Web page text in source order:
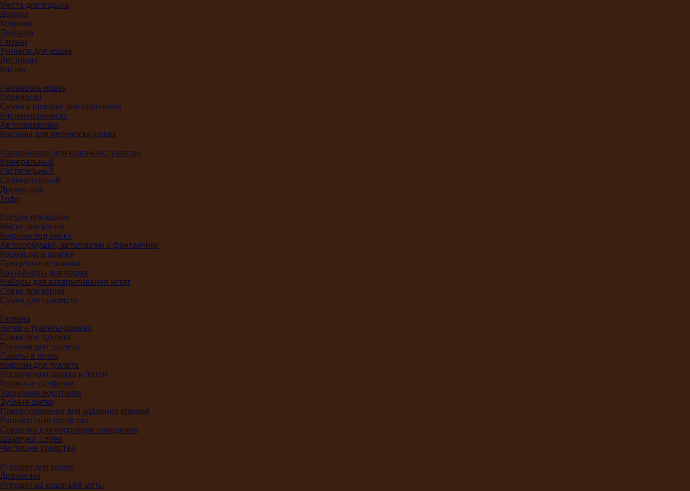
Места для отдыха
Домики
Коврики
Лежанки
Гамаки
Туннели для кошек
Лестницы
Клетки
Перевозка кошек
Переноски
Сумки и рюкзаки для переноски
Клетки-переноски
Автоперевозки
Корзины для переноски кошек
Наполнители для кошачьих туалетов
Минеральный
Растительный
Силикагелевый
Древесный
Тофу
Посуда для кошек
Миски для кошек
Коврики под миски
Автокормушки, автопоилки и фонтанчики
Кормушки и поилки
Прогулочные поилки
Контейнеры для корма
Наборы для вскармливания котят
Совки для корма
Сумки для лакомств
Гигиена
Лотки и туалеты-домики
Совки для туалета
Пеленки для туалета
Пакеты в лоток
Коврики для туалета
Поглотители запаха и пятен
Влажные салфетки
Защитные воротники
Зубные щетки
Приспособление для удаления клещей
Репелентные средства
Средства для коррекции поведения
Шампуни, спреи
Чистящие средства
Игрушки для кошек
Дразнилки
Игрушки из кошачьей мяты